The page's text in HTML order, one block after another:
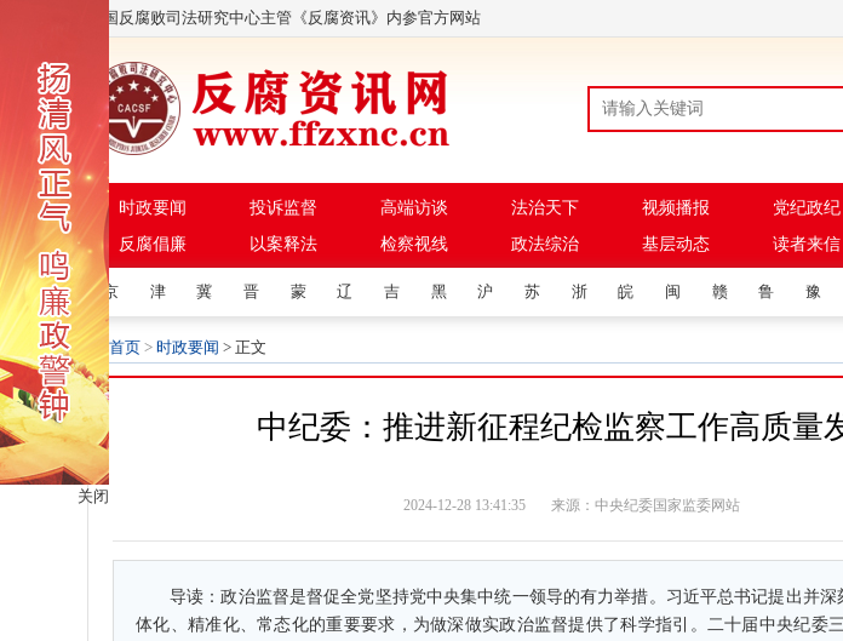
中国反腐败司法研究中心主管《反腐资讯》内参官方网站
时政要闻 投诉监督 高端访谈 法治天下 视频播报 党纪政纪
反腐倡廉
以案释法 检察视线 政法综治 基层动态 读者来信
京 津 冀 晋 蒙 辽 吉 黑 沪 苏 浙 皖 闽 赣 鲁 豫
首页 > 时政要闻 > 正文
中纪委：推进新征程纪检监察工作高质量
2024-12-28 13:41:35 来源：中央纪委国家监委网站
导读：政治监督是督促全党坚持党中央集中统一领导的有力举措。习近平总书记提出并
体化、精准化、常态化的重要要求，为做深做实政治监督提供了科学指引。二十届中央纪委
关闭